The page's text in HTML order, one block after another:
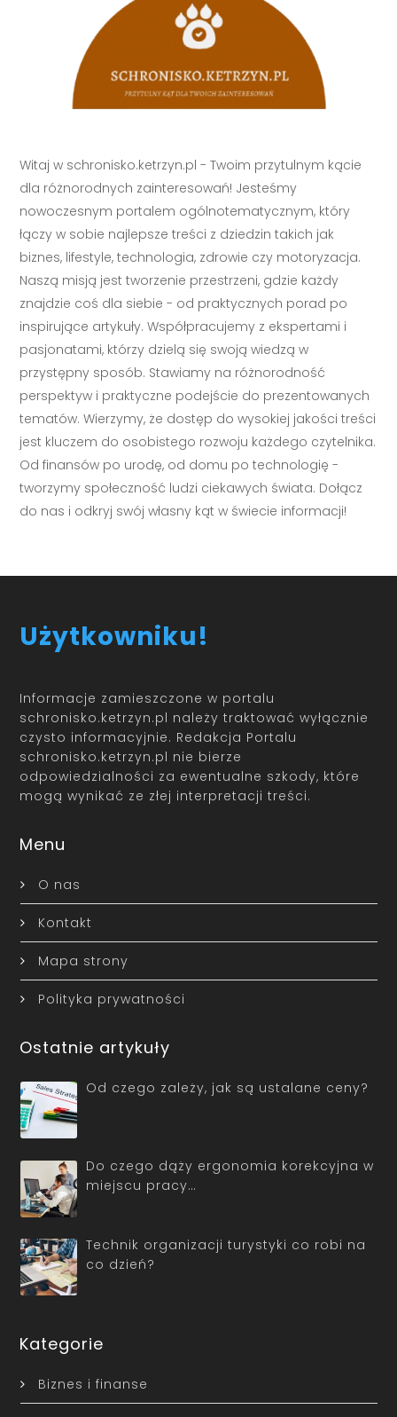
Witaj w schronisko.ketrzyn.pl - Twoim przytulnym kącie
dla różnorodnych zainteresowań! Jesteśmy
nowoczesnym portalem ogólnotematycznym, który
łączy w sobie najlepsze treści z dziedzin takich jak
biznes, lifestyle, technologia, zdrowie czy motoryzacja.
Naszą misją jest tworzenie przestrzeni, gdzie każdy
znajdzie coś dla siebie - od praktycznych porad po
inspirujące artykuły. Współpracujemy z ekspertami i
pasjonatami, którzy dzielą się swoją wiedzą w
przystępny sposób. Stawiamy na różnorodność
perspektyw i praktyczne podejście do prezentowanych
tematów. Wierzymy, że dostęp do wysokiej jakości treści
jest kluczem do osobistego rozwoju każdego czytelnika.
Od finansów po urodę, od domu po technologię -
tworzymy społeczność ludzi ciekawych świata. Dołącz
do nas i odkryj swój własny kąt w świecie informacji!
Użytkowniku!
Informacje zamieszczone w portalu
schronisko.ketrzyn.pl należy traktować wyłącznie
czysto informacyjnie. Redakcja Portalu
schronisko.ketrzyn.pl nie bierze
odpowiedzialności za ewentualne szkody, które
mogą wynikać ze złej interpretacji treści.
Menu
O nas
Kontakt
Mapa strony
Polityka prywatności
Ostatnie artykuły
Od czego zależy, jak są ustalane ceny?
Do czego dąży ergonomia korekcyjna w
miejscu pracy…
Technik organizacji turystyki co robi na
co dzień?
Kategorie
Biznes i finanse